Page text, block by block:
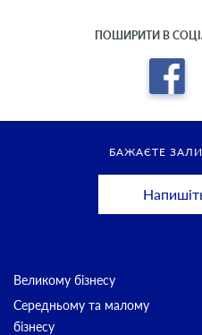
ПОШИРИТИ В
БАЖАЄТЕ
Великому бізнесу
Середньому та малому
бізнесу